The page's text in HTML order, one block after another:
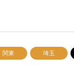
関東 埼玉